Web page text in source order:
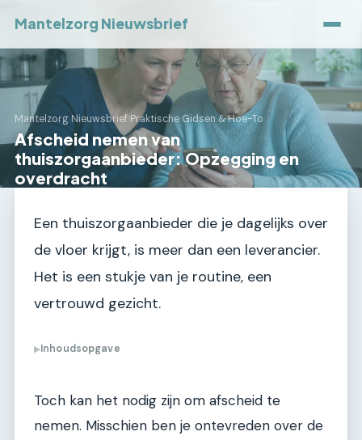
Mantelzorg Nieuwsbrief
Mantelzorg Nieuwsbrief›Praktische Gidsen & Hoe-To
Afscheid nemen van
thuiszorgaanbieder: Opzegging en
overdracht
Een thuiszorgaanbieder die je dagelijks over
de vloer krijgt, is meer dan een leverancier.
Het is een stukje van je routine, een
vertrouwd gezicht.
▶Inhoudsopgave
Toch kan het nodig zijn om afscheid te
nemen. Misschien ben je ontevreden over de